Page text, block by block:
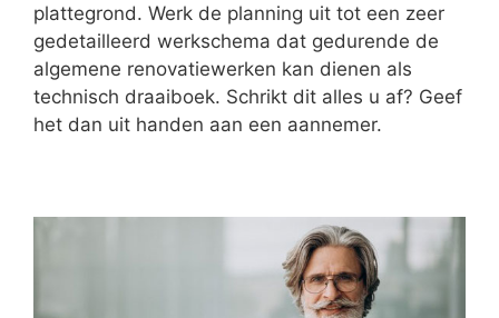
plattegrond. Werk de planning uit tot een zeer
gedetailleerd werkschema dat gedurende de
algemene renovatiewerken kan dienen als
technisch draaiboek. Schrikt dit alles u af? Geef
het dan uit handen aan een aannemer.